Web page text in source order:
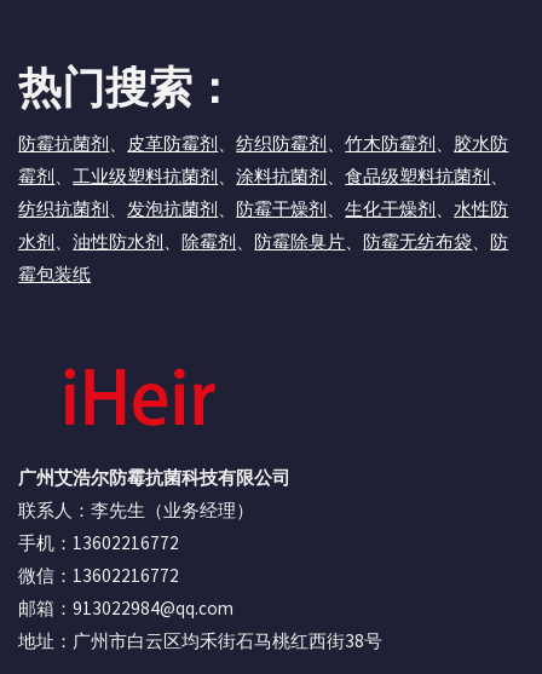
热门搜索：
防霉抗菌剂 、 皮革防霉剂 、纺织防霉剂 、竹木防霉剂 、 胶水防
霉剂 、工业级塑料抗菌剂 、涂料抗菌剂 、食品级塑料抗菌剂 、
纺织抗菌剂 、发泡抗菌剂 、 防霉干燥剂 、生化干燥剂 、水性防
水剂 、油性防水剂 、 除霉剂 、 防霉除臭片、 防霉无纺布袋、 防
霉包装纸
广州艾浩尔防霉抗菌科技有限公司
联系人：李先生（业务经理）
手机：13602216772
微信：13602216772
邮箱：913022984@qq.com
地址：广州市白云区均禾街石马桃红西街38号